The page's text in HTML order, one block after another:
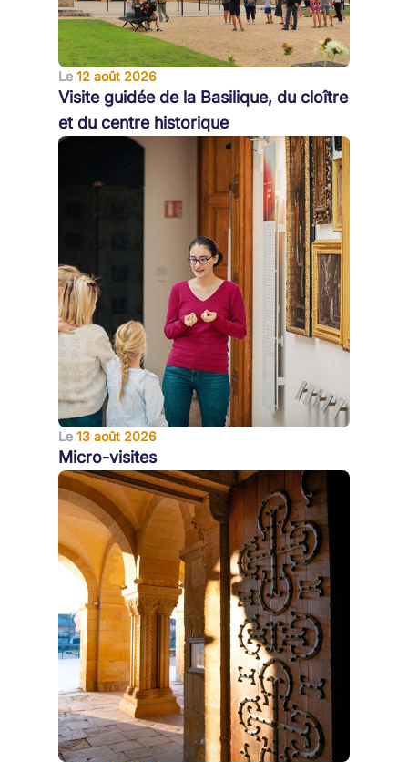
Le 12 août 2026
Visite guidée de la Basilique, du cloître
et du centre historique
Le 13 août 2026
Micro-visites